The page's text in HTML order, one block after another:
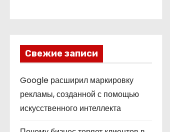
Свежие записи
Google расширил маркировку
рекламы, созданной с помощью
искусственного интеллекта